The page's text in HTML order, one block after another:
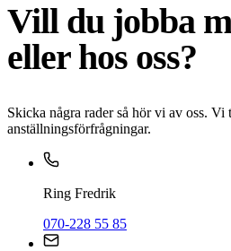
Vill du jobba
eller hos oss?
Skicka några rader så hör vi av oss. Vi
anställningsförfrågningar.
Ring Fredrik
070-228 55 85